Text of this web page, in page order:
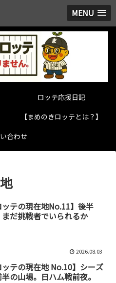
MENU
ロッテ応援日記
【まめのきロッテとは？】
合わせ
ッテの現在地No.11】後半
だ挑戦者でいられるか
2026.08.03
ッテの現在地 No.10】シーズ
の山場。日ハム戦前夜。